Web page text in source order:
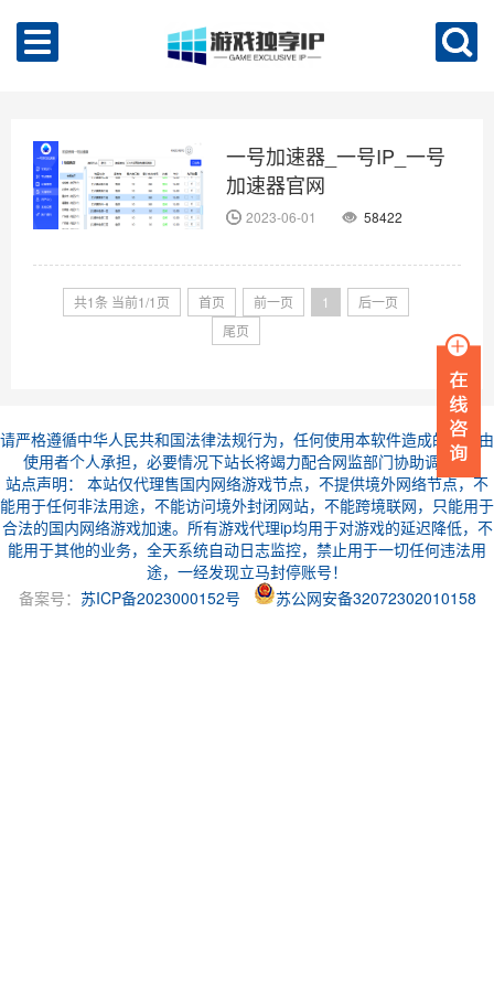
一号加速器_一号IP_一号
加速器官网
2023-06-01 58422
共1条 当前1/1页 首页 前一页 1
后一页
尾页
请严格遵循中华人民共和国法律法规行为，任何使用本软件造成的后果由
使用者个人承担，必要情况下站长将竭力配合网监部门协助调查。
站点声明： 本站仅代理售国内网络游戏节点，不提供境外网络节点，不
能用于任何非法用途，不能访问境外封闭网站，不能跨境联网，只能用于
合法的国内网络游戏加速。所有游戏代理ip均用于对游戏的延迟降低，不
能用于其他的业务，全天系统自动日志监控，禁止用于一切任何违法用
途，一经发现立马封停账号！
备案号： 苏ICP备2023000152号 苏公网安备32072302010158